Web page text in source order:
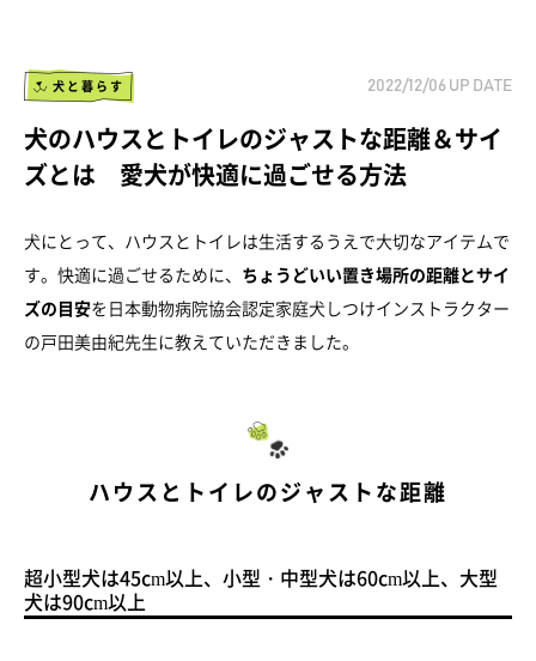
犬と暮らす 2022/12/06 UP DATE
犬のハウスとトイレのジャストな距離＆サイ
ズとは 愛犬が快適に過ごせる方法
犬にとって、ハウスとトイレは生活するうえで大切なアイテムで
す。快適に過ごせるために、 ちょうどいい置き場所の距離とサイ
ズの目安を日本動物病院協会認定家庭犬しつけインストラクター
の戸田美由紀先生に教えていただきました。
ハウスとトイレのジャストな距離
超小型犬は45cm以上、小型・中型犬は60cm以上、大型
犬は90cm以上